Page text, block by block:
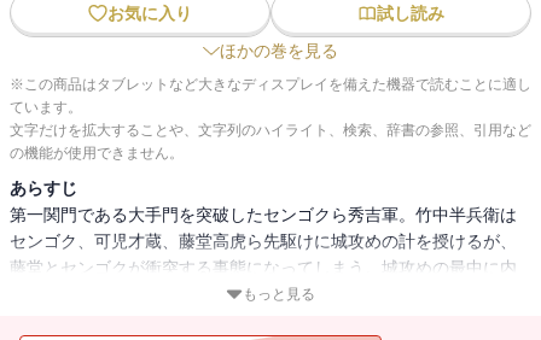
お気に入り
試し読み
ほかの巻を見る
※この商品はタブレットなど大きなディスプレイを備えた機器で読むことに適し
ています。
文字だけを拡大することや、文字列のハイライト、検索、辞書の参照、引用など
の機能が使用できません。
あらすじ
第一関門である大手門を突破したセンゴクら秀吉軍。竹中半兵衛は
センゴク、可児才蔵、藤堂高虎ら先駆けに城攻めの計を授けるが、
藤堂とセンゴクが衝突する事態になってしまう。城攻めの最中に内
部分裂の危機を迎えた秀吉軍だが、はたしてその苦境をいかにして
もっと見る